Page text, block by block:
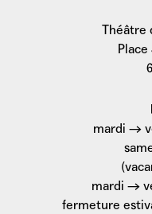
Théâtre
mardi →
mardi →
fermeture